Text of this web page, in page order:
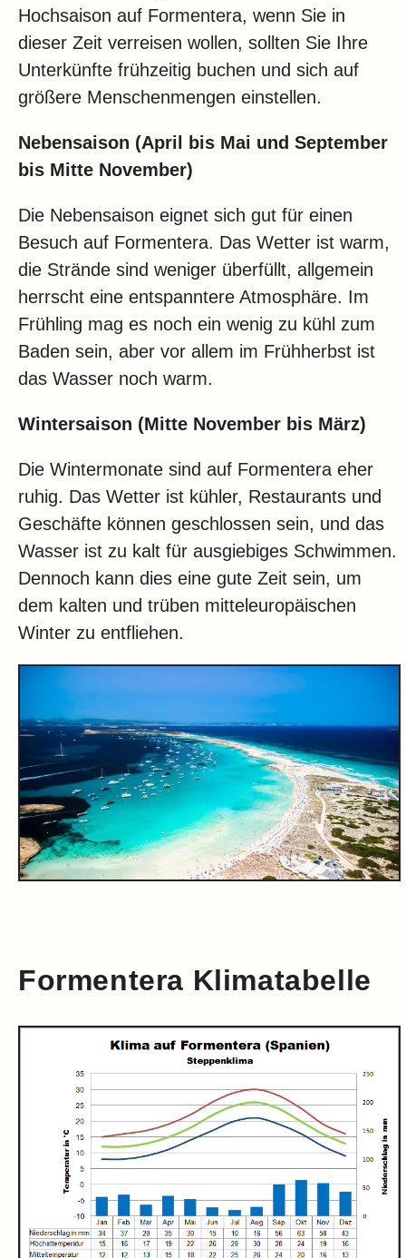
Hochsaison auf Formentera, wenn Sie in
dieser Zeit verreisen wollen, sollten Sie Ihre
Unterkünfte frühzeitig buchen und sich auf
größere Menschenmengen einstellen.
Nebensaison (April bis Mai und September
bis Mitte November)
Die Nebensaison eignet sich gut für einen
Besuch auf Formentera. Das Wetter ist warm,
die Strände sind weniger überfüllt, allgemein
herrscht eine entspanntere Atmosphäre. Im
Frühling mag es noch ein wenig zu kühl zum
Baden sein, aber vor allem im Frühherbst ist
das Wasser noch warm.
Wintersaison (Mitte November bis März)
Die Wintermonate sind auf Formentera eher
ruhig. Das Wetter ist kühler, Restaurants und
Geschäfte können geschlossen sein, und das
Wasser ist zu kalt für ausgiebiges Schwimmen.
Dennoch kann dies eine gute Zeit sein, um
dem kalten und trüben mitteleuropäischen
Winter zu entfliehen.
Formentera Klimatabelle